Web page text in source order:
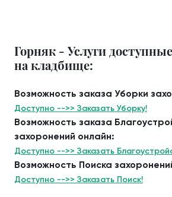
Горняк - Услуги
на кладбище:
Возможность заказа Уборки
Доступно -->> Заказать Уборку!
Возможность заказа
захоронений онлайн:
Доступно -->> Заказать
Возможность Поиска
Доступно -->> Заказать Поиск!